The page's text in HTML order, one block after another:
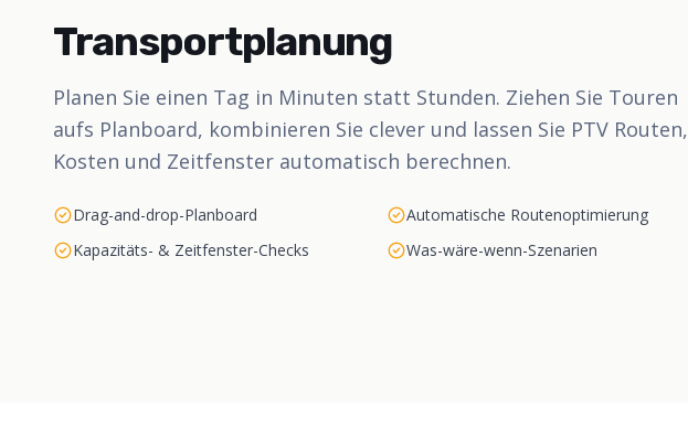
Transportplanung
Planen Sie einen Tag in Minuten statt Stunden. Ziehen Sie Touren
aufs Planboard, kombinieren Sie clever und lassen Sie PTV Routen,
Kosten und Zeitfenster automatisch berechnen.
Drag-and-drop-Planboard
Automatische Routenoptimierung
Kapazitäts- & Zeitfenster-Checks
Was-wäre-wenn-Szenarien